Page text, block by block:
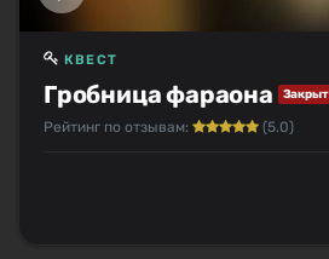
Гробница фараона Закрыт
КВЕСТ
Рейтинг по отзывам: (5.0)